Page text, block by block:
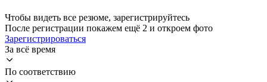
Чтобы видеть все резюме, зарегистрируйтесь
После регистрации покажем ещё 2 и откроем фото
Зарегистрироваться
За всё время
По соответствию